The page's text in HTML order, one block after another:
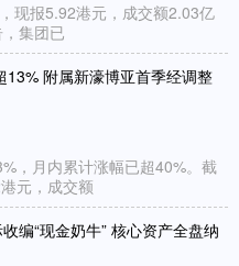
现报5.92港元，成交额2.03亿
集团已
附属新濠博亚首季经调整
，月内累计涨幅已超40%。截
元，成交额
编“现金奶牛” 核心资产全盘纳